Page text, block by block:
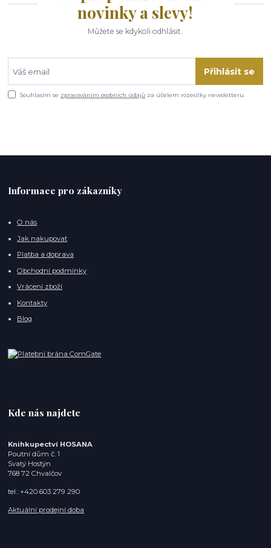
novinky a slevy!
Můžete se kdykoli odhlásit.
Přihlásit se
Souhlasím se zpracováním osobních údajů za účelem rozesílky newsletteru.
Informace pro zákazníky
O nás
Jak nakupovat
Platba a doprava
Obchodní podmínky
Vrácení zboží
Kontakty
Blog
Kde nás najdete
Knihkupectví HOSANA
Poutní dům č. 1
Svatý Hostýn
768 72 Chvalčov
tel.: +420 603 279 290
Aktuální prodejní doba